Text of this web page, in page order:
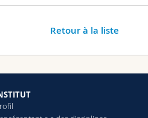
Retour à la liste